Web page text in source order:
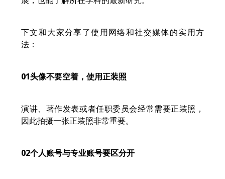
下文和大家分享了使用网络和社交媒体的实用方
法：
01头像不要空着，使用正装照
演讲、著作发表或者任职委员会经常需要正装照，
因此拍摄一张正装照非常重要。
02个人账号与专业账号要区分开